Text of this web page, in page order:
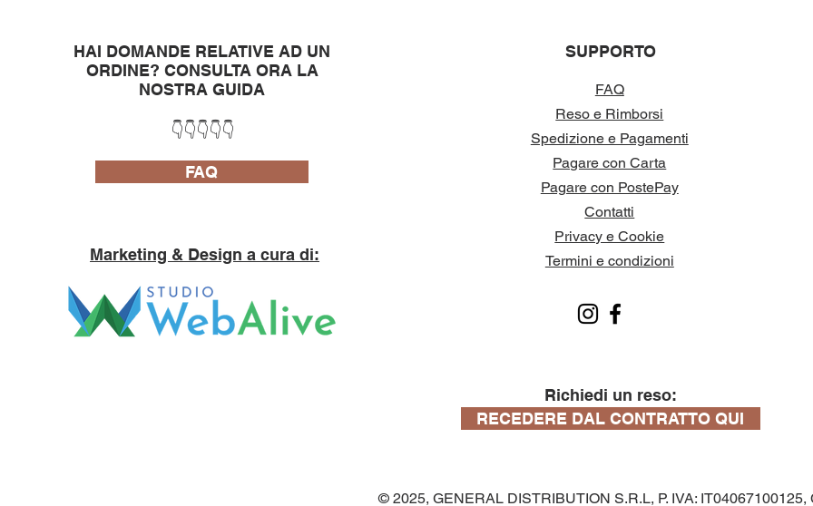
HAI DOMANDE RELATIVE AD UN
ORDINE? CONSULTA ORA LA
NOSTRA GUIDA
👇👇👇👇👇
FAQ
Marketing & Design a cura di:
SUPPORTO
FAQ
Reso e Rimborsi
Spedizione e Pagamenti
Pagare con Carta
Pagare con PostePay
Contatti
Privacy e Cookie
Termini e condizioni
Richiedi un reso:
RECEDERE DAL CONTRATTO QUI
© 2025, GENERAL DISTRIBUTION S.R.L, P. IVA: IT04067100125,